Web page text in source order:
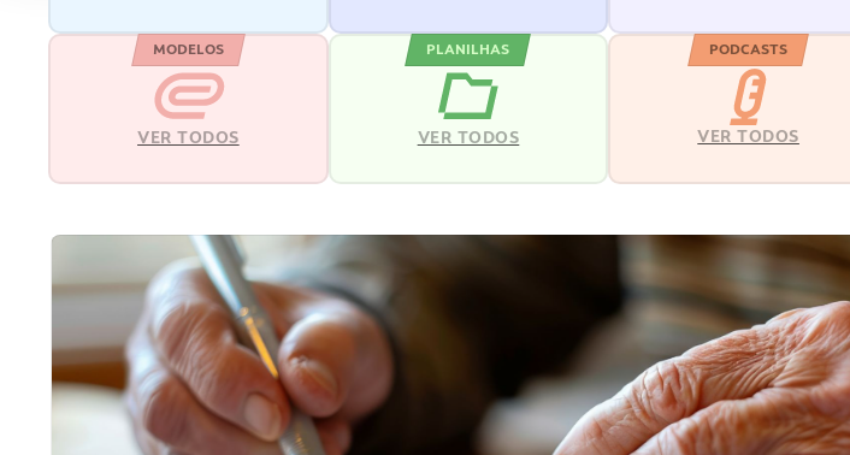
MODELOS
VER TODOS
PLANILHAS
VER TODOS
PODCASTS
VER TODOS